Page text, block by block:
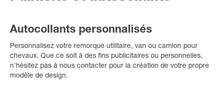
Autocollants personnalisés
Personnalisez votre remorque utilitaire, van ou camion pour
chevaux. Que ce soit à des fins publicitaires ou personnelles,
n'hésitez pas à nous contacter pour la création de votre propre
modèle de design.